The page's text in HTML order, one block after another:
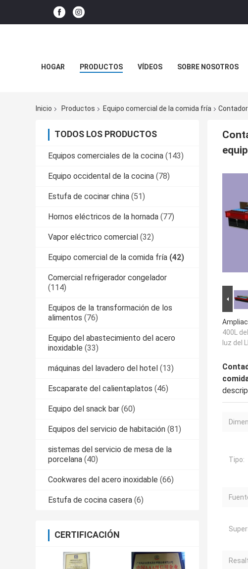
HOGAR PRODUCTOS VÍDEOS SOBRE NOSOTROS
Inicio Productos Equipo comercial de la comida fría Contador
TODOS LOS PRODUCTOS
Equipos comerciales de la cocina (143)
Equipo occidental de la cocina (78)
Estufa de cocinar china (51)
Hornos eléctricos de la hornada (77)
Vapor eléctrico comercial (32)
Equipo comercial de la comida fría (42)
Comercial refrigerador congelador
(114)
Equipos de la transformación de los
alimentos (76)
Equipo del abastecimiento del acero
inoxidable (33)
máquinas del lavadero del hotel (13)
Escaparate del calientaplatos (46)
Equipo del snack bar (60)
Equipos del servicio de habitación (81)
sistemas del servicio de mesa de la
porcelana (40)
Cookwares del acero inoxidable (66)
Estufa de cocina casera (6)
CERTIFICACIÓN
400L
luz del
Tipo: